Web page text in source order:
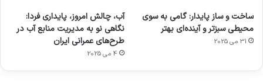
ساخت و ساز پایدار: گامی به سوی
محیطی سبزتر و آینده‌ای بهتر
31 می 2025
آب، چالش امروز، پایداری فردا:
نگاهی نو به مدیریت منابع آب در
طرح‌های عمرانی ایران
4 می 2025
برای
کشف
توسط
ژاکت
مجازی
…
توسط
ساعت
هوشمند
با طعم
توسط
ژاکت
در
های
2023
توسط